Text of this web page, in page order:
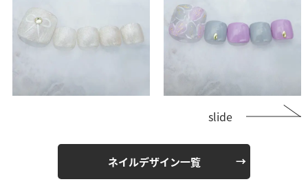
slide
ネイルデザイン一覧